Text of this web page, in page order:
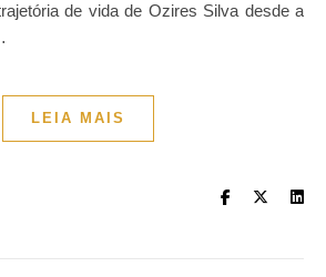
de vida de Ozires Silva desde a
LEIA MAIS